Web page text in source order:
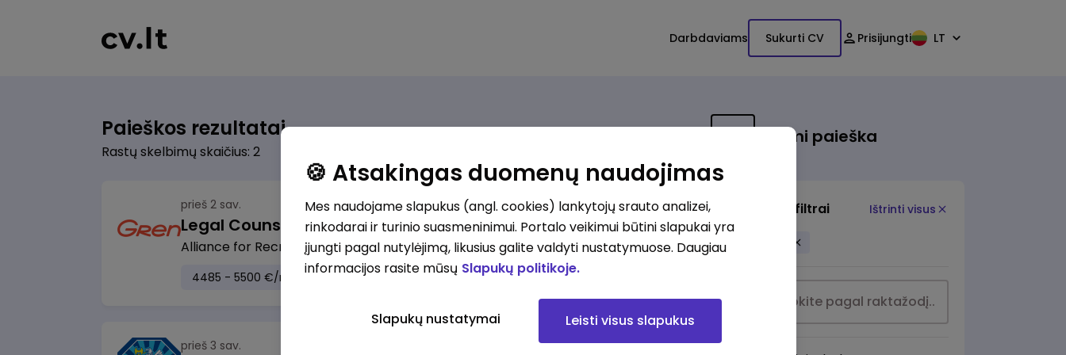
Darbdaviams Sukurti CV Prisijungti LT
Paieškos rezultatai
Rastų skelbimų skaičius: 2
prieš 2 sav.
Legal Counsel
Alliance for Recruitment Vilnius
4485 - 5500 €/mėn. Prieš mokesčius
prieš 3 sav.
Išsami paieška
Papildomi filtrai Ištrinti visus
🍪 Atsakingas duomenų naudojimas
Mes naudojame slapukus (angl. cookies) lankytojų srauto analizei,
rinkodarai ir turinio suasmeninimui. Portalo veikimui būtini slapukai yra
įjungti pagal nutylėjimą, likusius galite valdyti nustatymuose. Daugiau
informacijos rasite mūsų Slapukų politikoje.
Slapukų nustatymai Leisti visus slapukus